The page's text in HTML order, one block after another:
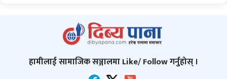
हामीलाई सामाजिक सञ्जालमा Like/ Follow गर्नुहोस् ।